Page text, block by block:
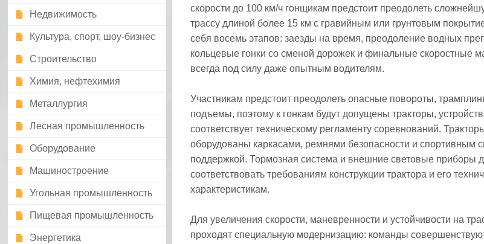
Недвижимость
Культура, спорт, шоу-бизнес
Строительство
Химия, нефтехимия
Металлургия
Лесная промышленность
Оборудование
Машиностроение
Угольная промышленность
Пищевая промышленность
Энергетика
скорости до 100 км/ч гонщикам предстоит преодолеть
трассу длиной более 15 км с гравийным или грунтовым
себя восемь этапов: заезды на время, преодоление водных
кольцевые гонки со сменой дорожек и финальные скоростные
всегда под силу даже опытным водителям.
Участникам предстоит преодолеть опасные повороты,
подъемы, поэтому к гонкам будут допущены тракторы,
соответствует техническому регламенту соревнований.
оборудованы каркасами, ремнями безопасности и спортивным
поддержкой. Тормозная система и внешние световые приборы
соответствовать требованиям конструкции трактора и его
характеристикам.
Для увеличения скорости, маневренности и устойчивости на
проходят специальную модернизацию: команды